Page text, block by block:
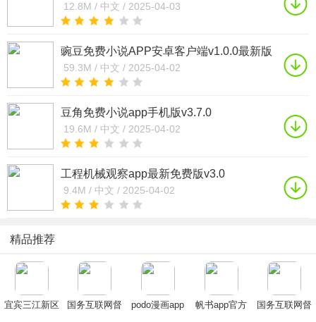
12.8M / 中文 / 2025-04-03
豌豆免费小说APP安卓客户端v1.0.0最新版
59.3M / 中文 / 2025-04-02
豆角免费小说app手机版v3.7.0
19.6M / 中文 / 2025-04-02
工程机械观察app最新免费版v3.0
9.4M / 中文 / 2025-04-02
精品推荐
宜宾三江新区
国务互联网督
podo漫画app
帆书app官方
国务互联网督